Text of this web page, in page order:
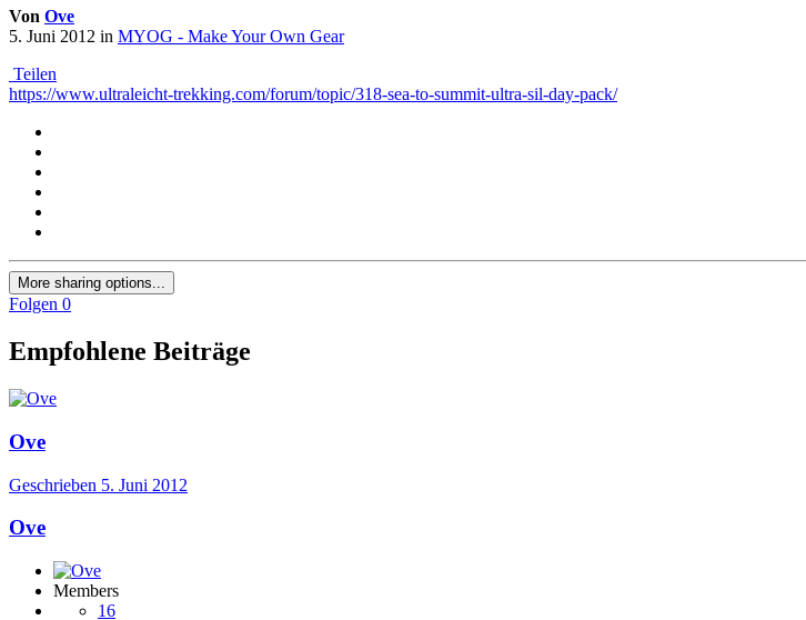
Von Ove
5. Juni 2012 in MYOG - Make Your Own Gear
Teilen
https://www.ultraleicht-trekking.com/forum/topic/318-sea-to-summit-ultra-sil-day-pack/
More sharing options...
Folgen 0
Empfohlene Beiträge
Ove
Geschrieben 5. Juni 2012
Ove
Members
16